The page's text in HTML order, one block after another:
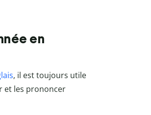
en
, il est toujours utile
et les prononcer